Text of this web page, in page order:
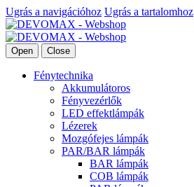
Ugrás a navigációhoz Ugrás a tartalomhoz
Open Close
Fénytechnika
Akkumulátoros
Fényvezérlők
LED effektlámpák
Lézerek
Mozgófejes lámpák
PAR/BAR lámpák
BAR lámpák
COB lámpák